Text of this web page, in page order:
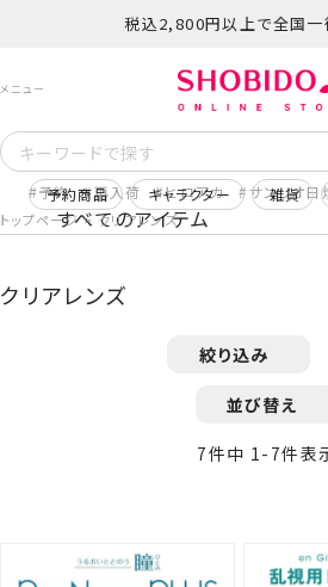
税込2,800円以上で全国一
予約 再入荷 ヒロアカ サンリオ日
すべてのアイテム
予約商品 キャラクター 雑貨
トップページ クリアレンズ
クリアレンズ
絞り込み
並び替え
7件中 1- 7件表